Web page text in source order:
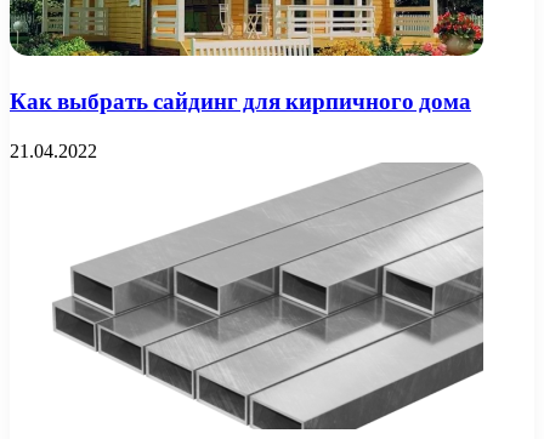
Как выбрать сайдинг для кирпичного дома
21.04.2022